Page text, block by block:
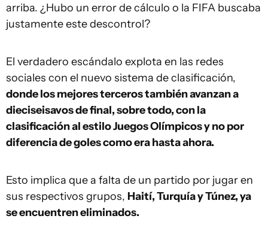
arriba. ¿Hubo un error de cálculo o la FIFA buscaba
justamente este descontrol?
El verdadero escándalo explota en las redes
sociales con el nuevo sistema de clasificación,
donde los mejores terceros también avanzan a
dieciseisavos de final, sobre todo, con la
clasificación al estilo Juegos Olímpicos y no por
diferencia de goles como era hasta ahora.
Esto implica que a falta de un partido por jugar en
sus respectivos grupos, Haití, Turquía y Túnez, ya
se encuentren eliminados.